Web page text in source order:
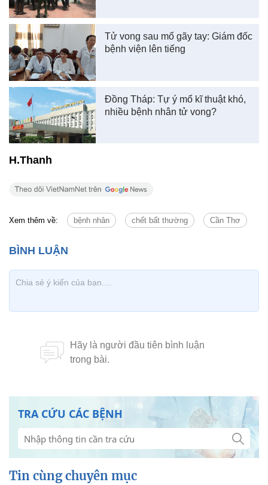
Tử vong sau mổ gãy tay: Giám đốc
bệnh viện lên tiếng
Đồng Tháp: Tự ý mổ kĩ thuật khó,
nhiều bệnh nhân tử vong?
H.Thanh
Xem thêm về: bệnh nhân chết bất thường Cần Thơ
TRA CỨU CÁC BỆNH
Tin cùng chuyên mục